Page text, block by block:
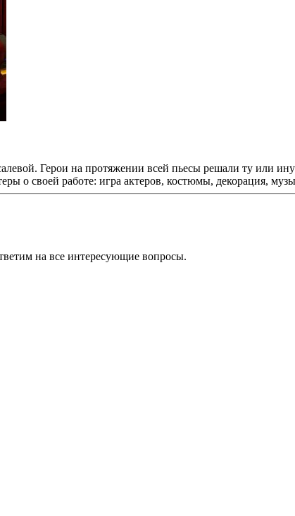
Герои на протяжении всей пьесы решали ту или
о своей работе: игра актеров, костюмы, декорация,
на все интересующие вопросы.